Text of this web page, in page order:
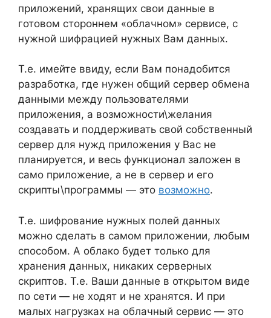
приложений, хранящих свои данные в
готовом стороннем «облачном» сервисе, с
нужной шифрацией нужных Вам данных.
Т.е. имейте ввиду, если Вам понадобится
разработка, где нужен общий сервер обмена
данными между пользователями
приложения, а возможности\желания
создавать и поддерживать свой собственный
сервер для нужд приложения у Вас не
планируется, и весь функционал заложен в
само приложение, а не в сервер и его
скрипты\программы — это возможно.
Т.е. шифрование нужных полей данных
можно сделать в самом приложении, любым
способом. А облако будет только для
хранения данных, никаких серверных
скриптов. Т.е. Ваши данные в открытом виде
по сети — не ходят и не хранятся. И при
малых нагрузках на облачный сервис — это